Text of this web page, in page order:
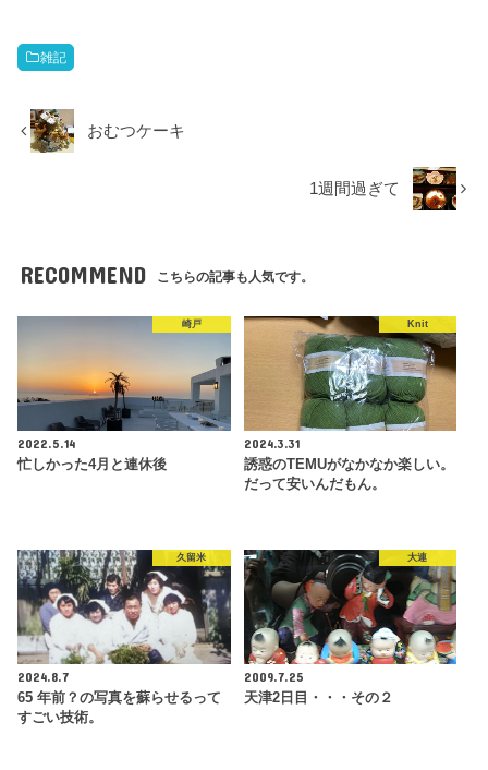
雑記
おむつケーキ
1週間過ぎて
RECOMMEND こちらの記事も人気です。
崎戸
2022.5.14
忙しかった4月と連休後
Knit
2024.3.31
誘惑のTEMUがなかなか楽しい。
だって安いんだもん。
久留米
2024.8.7
65 年前？の写真を蘇らせるって
すごい技術。
大連
2009.7.25
天津2日目・・・その２